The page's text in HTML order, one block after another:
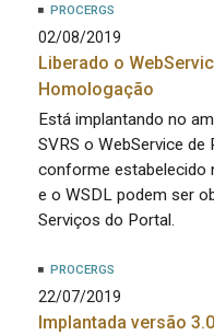
PROCERGS
02/08/2019
Liberado o
Homologação
Está implantando no
SVRS o WebService de
conforme estabelecido
e o WSDL podem ser
Serviços do Portal.
PROCERGS
22/07/2019
Implantada versão